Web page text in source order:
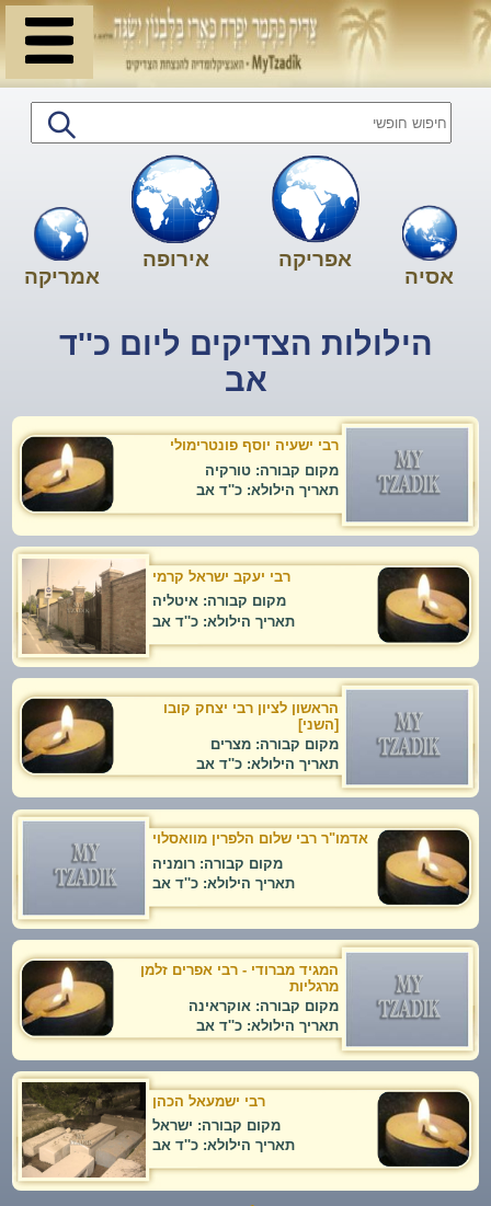
אסיה
אפריקה אירופה
אמריקה
הילולות הצדיקים ליום כ''ד
אב
רבי ישעיה יוסף פונטרימולי
מקום קבורה: טורקיה
תאריך הילולא: כ''ד אב
רבי יעקב ישראל קרמי
מקום קבורה: איטליה
תאריך הילולא: כ''ד אב
הראשון לציון רבי יצחק קובו
[השני]
מקום קבורה: מצרים
תאריך הילולא: כ''ד אב
אדמו"ר רבי שלום הלפרין מוואסלוי
מקום קבורה: רומניה
תאריך הילולא: כ''ד אב
המגיד מברודי - רבי אפרים זלמן
מרגליות
מקום קבורה: אוקראינה
תאריך הילולא: כ''ד אב
רבי ישמעאל הכהן
מקום קבורה: ישראל
תאריך הילולא: כ''ד אב